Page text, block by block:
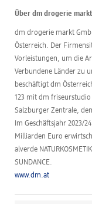
Über dm drogerie markt
dm drogerie markt
Österreich. Der
Vorleistungen, um die
Verbundene Länder zu
beschäftigt dm
123 mit dm
Salzburger Zentrale,
Im Geschäftsjahr 2023/
Milliarden Euro
alverde
SUNDANCE.
www.dm.at